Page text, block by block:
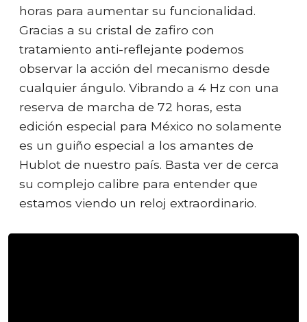
horas para aumentar su funcionalidad.
Gracias a su cristal de zafiro con
tratamiento anti-reflejante podemos
observar la acción del mecanismo desde
cualquier ángulo. Vibrando a 4 Hz con una
reserva de marcha de 72 horas, esta
edición especial para México no solamente
es un guiño especial a los amantes de
Hublot de nuestro país. Basta ver de cerca
su complejo calibre para entender que
estamos viendo un reloj extraordinario.